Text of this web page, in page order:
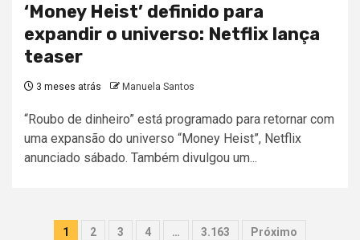
‘Money Heist’ definido para
expandir o universo: Netflix lança
teaser
3 meses atrás Manuela Santos
“Roubo de dinheiro” está programado para retornar com
uma expansão do universo “Money Heist”, Netflix
anunciado sábado. Também divulgou um...
Paginação
1 2 3 4 … 3.163 Próximo